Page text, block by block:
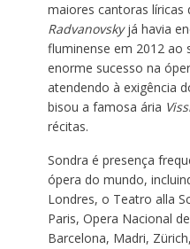
maiores cantoras líricas
Radvanovskyjá havia
fluminense em 2012 ao
enorme sucesso na
atendendo à exigência
bisou a famosa ária
récitas.
Sondra é presença
ópera do mundo,
Londres, o Teatro alla
Paris, Opera Nacional
Barcelona, Madri,